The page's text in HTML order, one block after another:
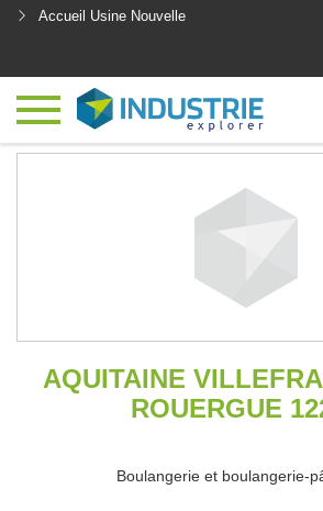
Accueil Usine Nouvelle
AQUITAINE
ROUERGUE
Boulangerie et boulangerie-